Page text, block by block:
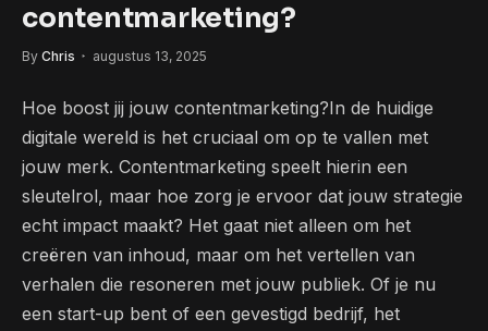
contentmarketing?
By Chris augustus 13, 2025
Hoe boost jij jouw contentmarketing?In de huidige
digitale wereld is het cruciaal om op te vallen met
jouw merk. Contentmarketing speelt hierin een
sleutelrol, maar hoe zorg je ervoor dat jouw strategie
echt impact maakt? Het gaat niet alleen om het
creëren van inhoud, maar om het vertellen van
verhalen die resoneren met jouw publiek. Of je nu
een start-up bent of een gevestigd bedrijf, het